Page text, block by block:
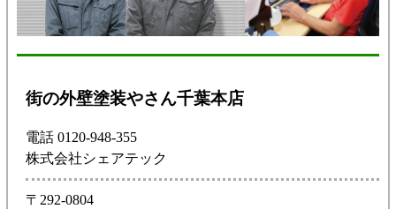
街の外壁塗装やさん千葉本店
電話 0120-948-355
株式会社シェアテック
〒292-0804